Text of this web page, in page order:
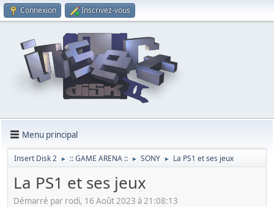
Connexion Inscrivez-vous
Menu principal
Insert Disk 2 ► :: GAME ARENA :: ► SONY ► La PS1 et ses jeux
La PS1 et ses jeux
Démarré par rodi, 16 Août 2023 à 21:08:13